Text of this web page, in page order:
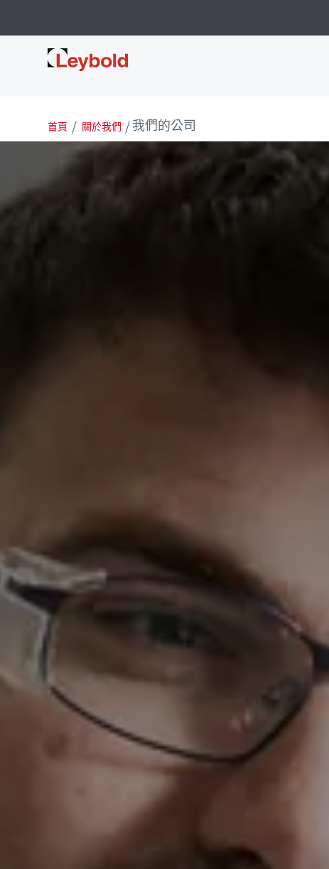
Leybold 台灣
首頁 關於我們 我們的公司